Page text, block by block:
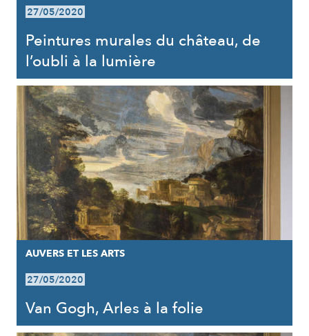
27/05/2020
Peintures murales du château, de
l’oubli à la lumière
AUVERS ET LES ARTS
27/05/2020
Van Gogh, Arles à la folie